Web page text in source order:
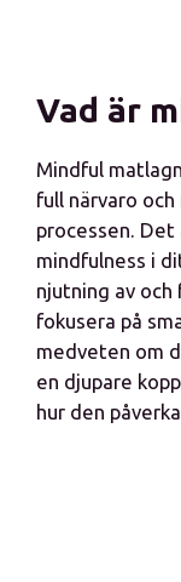
Vad är
Mindful
full närvaro
processen.
mindfulness i
njutning av
fokusera på
medveten om
en djupare
hur den